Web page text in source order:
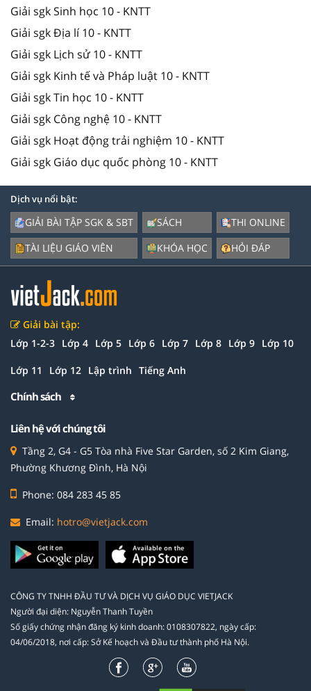
Giải sgk Sinh học 10 - KNTT
Giải sgk Địa lí 10 - KNTT
Giải sgk Lịch sử 10 - KNTT
Giải sgk Kinh tế và Pháp luật 10 - KNTT
Giải sgk Tin học 10 - KNTT
Giải sgk Công nghệ 10 - KNTT
Giải sgk Hoạt động trải nghiệm 10 - KNTT
Giải sgk Giáo dục quốc phòng 10 - KNTT
Dịch vụ nổi bật:
GIẢI BÀI TẬP SGK & SBT
TÀI LIỆU GIÁO VIÊN
SÁCH
KHÓA HỌC
THI ONLINE
HỎI ĐÁP
Giải bài tập:
Lớp 1-2-3 Lớp 4 Lớp 5 Lớp 6 Lớp 7 Lớp 8 Lớp 9 Lớp 10
Lớp 11 Lớp 12 Lập trình Tiếng Anh
Chính sách
Liên hệ với chúng tôi
Tầng 2, G4 - G5 Tòa nhà Five Star Garden, số 2 Kim Giang,
Phường Khương Đình, Hà Nội
Phone: 084 283 45 85
Email: hotro@vietjack.com
CÔNG TY TNHH ĐẦU TƯ VÀ DỊCH VỤ GIÁO DỤC VIETJACK
Người đại diện: Nguyễn Thanh Tuyền
Số giấy chứng nhận đăng ký kinh doanh: 0108307822, ngày cấp:
04/06/2018, nơi cấp: Sở Kế hoạch và Đầu tư thành phố Hà Nội.